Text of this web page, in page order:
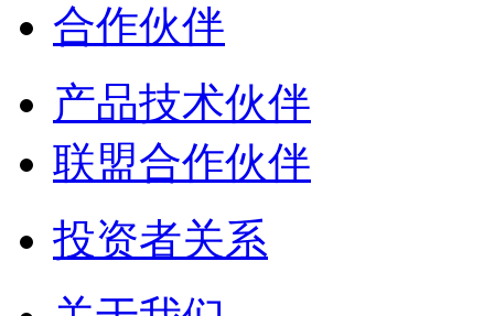
合作伙伴
产品技术伙伴
联盟合作伙伴
投资者关系